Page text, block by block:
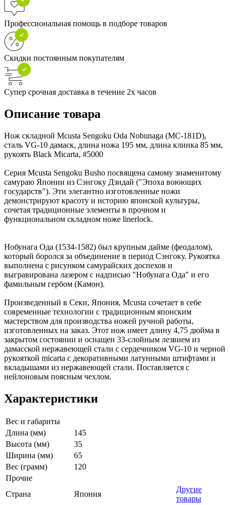
Профессиональная помощь в подборе товаров
Скидки постоянным покупателям
Супер срочная доставка в течение 2х часов
Описание товара
Нож складной Mcusta Sengoku Oda Nobunaga (MC-181D),
сталь VG-10 дамаск, длина ножа 195 мм, длина клинка 85 мм,
рукоять Black Micarta, #5000
Серия Mcusta Sengoku Busho посвящена самому знаменитому
самураю Японии из Сэнгоку Дзидай ("Эпоха воюющих
государств"). Эти элегантно изготовленные ножи
демонстрируют красоту и историю японской культуры,
сочетая традиционные элементы в прочном и
функциональном складном ноже linerlock.
Нобунага Ода (1534-1582) был крупным дайме (феодалом),
который боролся за объединение в период Сэнгоку. Рукоятка
выполнена с рисунком самурайских доспехов и
выгравирована лазером с надписью "Нобунага Ода" и его
фамильным гербом (Камон).
Произведенный в Секи, Япония, Mcusta сочетает в себе
современные технологии с традиционным японским
мастерством для производства ножей ручной работы,
изготовленных на заказ. Этот нож имеет длину 4,75 дюйма в
закрытом состоянии и оснащен 33-слойным лезвием из
дамасской нержавеющей стали с сердечником VG-10 и черной
рукояткой micarta с декоративными латунными штифтами и
вкладышами из нержавеющей стали. Поставляется с
нейлоновым поясным чехлом.
Характеристики
Вес и габариты
Длина (мм)
145
Высота (мм)
35
Ширина (мм)
65
Вес (грамм)
120
Прочие
Страна
Япония
Другие
товары